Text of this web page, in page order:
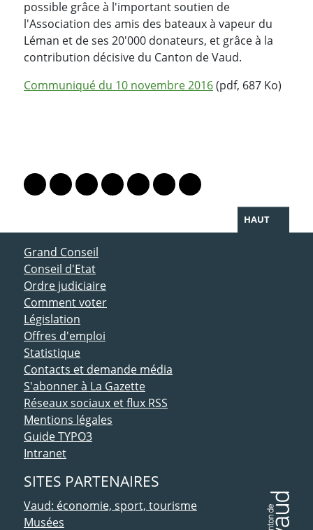
possible grâce à l'important soutien de
l'Association des amis des bateaux à vapeur du
Léman et de ses 20'000 donateurs, et grâce à la
contribution décisive du Canton de Vaud.
Communiqué du 10 novembre 2016(pdf, 687 Ko)
Lien vers le profil Mastodon
Lien vers le profil Bluesky
Lien vers le profil Instagram
Lien vers le profil Linkedin
Lien vers le profil Facebook
Lien vers le profil Twitter
Partager par WhatsApp
HAUT
ACCÈS DIRECT
Grand Conseil
Conseil d'Etat
Ordre judiciaire
Comment voter
Législation
Offres d'emploi
Statistique
Contacts et demande média
S'abonner à La Gazette
Réseaux sociaux et flux RSS
Mentions légales
Guide TYPO3
Intranet
SITES PARTENAIRES
Vaud: économie, sport, tourisme
Musées